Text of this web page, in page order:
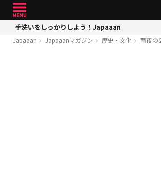
手洗いをしっかりしよう！Japaaan
Japaaan Japaaanマガジン 歴史・文化 雨夜の